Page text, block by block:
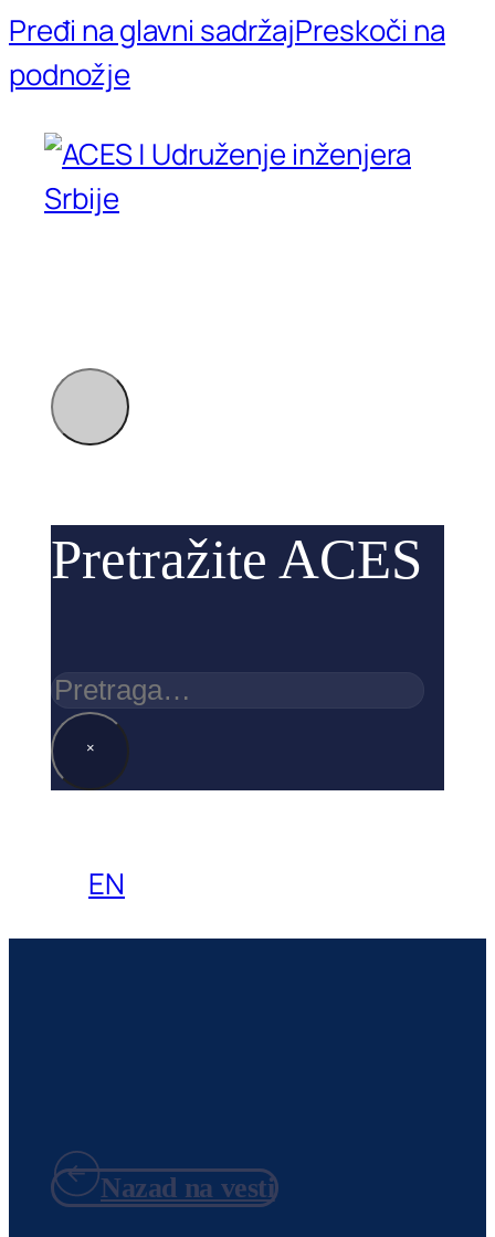
Pređi na glavni sadržajPreskoči na
podnožje
Pretražite ACES
Pretraga
×
EN
Nazad na vesti